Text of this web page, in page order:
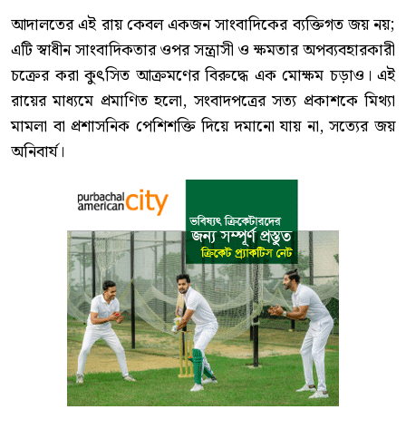
আদালতের এই রায় কেবল একজন সাংবাদিকের ব্যক্তিগত জয় নয়;
এটি স্বাধীন সাংবাদিকতার ওপর সন্ত্রাসী ও ক্ষমতার অপব্যবহারকারী
চক্রের করা কুৎসিত আক্রমণের বিরুদ্ধে এক মোক্ষম চড়াও। এই
রায়ের মাধ্যমে প্রমাণিত হলো, সংবাদপত্রের সত্য প্রকাশকে মিথ্যা
মামলা বা প্রশাসনিক পেশিশক্তি দিয়ে দমানো যায় না, সত্যের জয়
অনিবার্য।